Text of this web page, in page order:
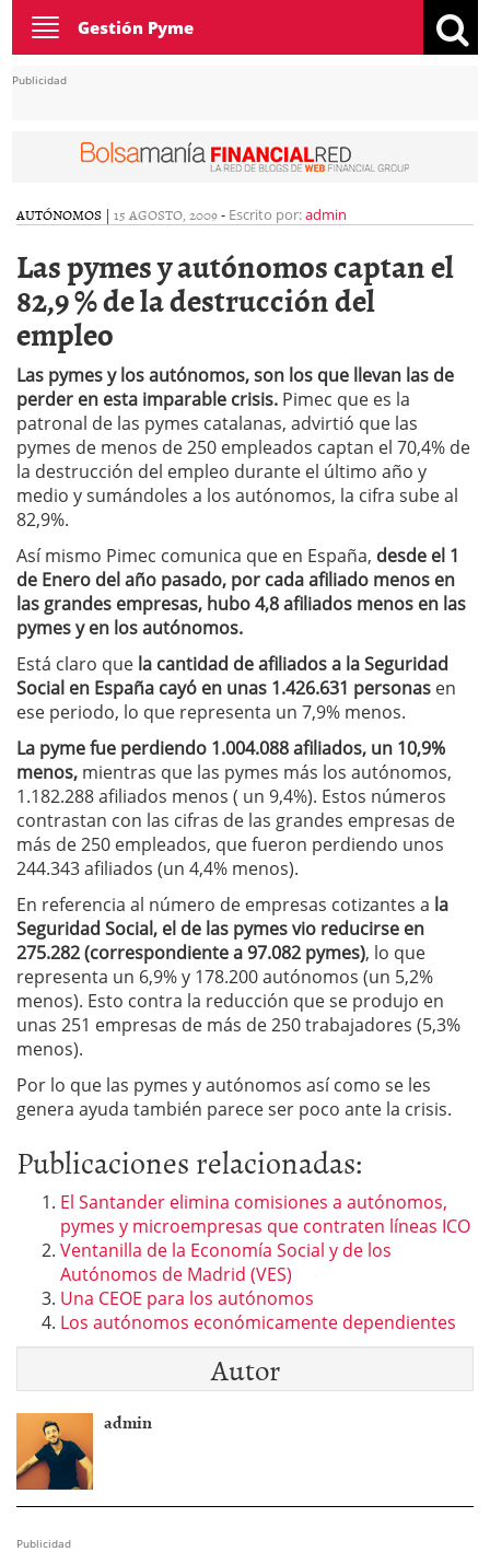
Toggle
navigation
Gestión Pyme
Publicidad
AUTÓNOMOS | 15 AGOSTO, 2009- Escrito por:admin
Las pymes y autónomos captan el
82,9 % de la destrucción del
empleo
Las pymes y los autónomos, son los que llevan las de
perder en esta imparable crisis. Pimec que es la
patronal de las pymes catalanas, advirtió que las
pymes de menos de 250 empleados captan el 70,4% de
la destrucción del empleo durante el último año y
medio y sumándoles a los autónomos, la cifra sube al
82,9%.
Así mismo Pimec comunica que en España, desde el 1
de Enero del año pasado, por cada afiliado menos en
las grandes empresas, hubo 4,8 afiliados menos en las
pymes y en los autónomos.
Está claro que la cantidad de afiliados a la Seguridad
Social en España cayó en unas 1.426.631 personas en
ese periodo, lo que representa un 7,9% menos.
La pyme fue perdiendo 1.004.088 afiliados, un 10,9%
menos, mientras que las pymes más los autónomos,
1.182.288 afiliados menos ( un 9,4%). Estos números
contrastan con las cifras de las grandes empresas de
más de 250 empleados, que fueron perdiendo unos
244.343 afiliados (un 4,4% menos).
En referencia al número de empresas cotizantes a la
Seguridad Social, el de las pymes vio reducirse en
275.282 (correspondiente a 97.082 pymes), lo que
representa un 6,9% y 178.200 autónomos (un 5,2%
menos). Esto contra la reducción que se produjo en
unas 251 empresas de más de 250 trabajadores (5,3%
menos).
Por lo que las pymes y autónomos así como se les
genera ayuda también parece ser poco ante la crisis.
Publicaciones relacionadas:
El Santander elimina comisiones a autónomos,
pymes y microempresas que contraten líneas ICO
Ventanilla de la Economía Social y de los
Autónomos de Madrid (VES)
Una CEOE para los autónomos
Los autónomos económicamente dependientes
Autor
admin
Publicidad